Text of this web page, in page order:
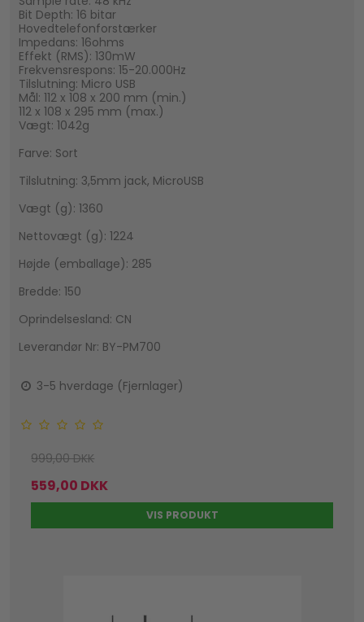
Bit Depth: 16 bitar
Hovedtelefonforstærker
Impedans: 16ohms
Effekt (RMS): 130mW
Frekvensrespons: 15-20.000Hz
Tilslutning: Micro USB
Mål: 112 x 108 x 200 mm (min.)
112 x 108 x 295 mm (max.)
Vægt: 1042g
Farve: Sort
Tilslutning: 3,5mm jack, MicroUSB
Vægt (g): 1360
Nettovægt (g): 1224
Højde (emballage): 285
Bredde: 150
Oprindelsesland: CN
Leverandør Nr: BY-PM700
3-5 hverdage (Fjernlager)
999,00 DKK
559,00 DKK
VIS PRODUKT